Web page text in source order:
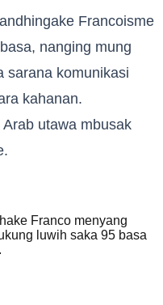
Francoisme
nanging mung
sarana komunikasi
kahanan.
utawa mbusak
Franco menyang
luwih saka 95 basa